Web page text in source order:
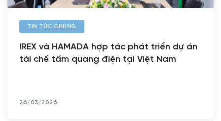
TIN TỨC CHUNG
IREX và HAMADA hợp tác phát triển dự án
tái chế tấm quang điện tại Việt Nam
26/03/2026